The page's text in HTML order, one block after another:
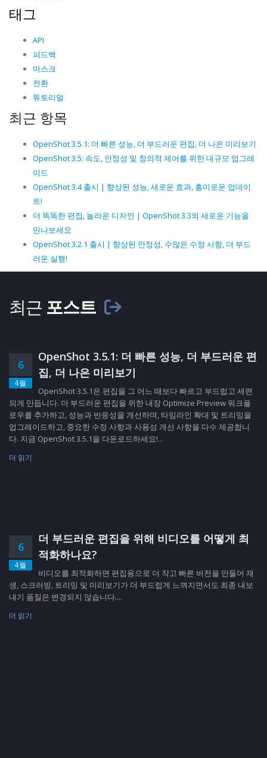
태그
API
피드백
마스크
전환
튜토리얼
최근 항목
OpenShot 3.5.1: 더 빠른 성능, 더 부드러운 편집, 더 나은 미리보기
OpenShot 3.5: 속도, 안정성 및 창의적 제어를 위한 대규모 업그레
이드
OpenShot 3.4 출시 | 향상된 성능, 새로운 효과, 흥미로운 업데이
트!
더 똑똑한 편집, 놀라운 디자인 | OpenShot 3.3의 새로운 기능을
만나보세요
OpenShot 3.2.1 출시 | 향상된 안정성, 수많은 수정 사항, 더 부드
러운 실행!
최근 포스트
6
4월
OpenShot 3.5.1: 더 빠른 성능, 더 부드러운 편
집, 더 나은 미리보기
OpenShot 3.5.1은 편집을 그 어느 때보다 빠르고 부드럽고 세련
되게 만듭니다. 더 부드러운 편집을 위한 내장 Optimize Preview 워크플
로우를 추가하고, 성능과 반응성을 개선하며, 타임라인 확대 및 트리밍을
업그레이드하고, 중요한 수정 사항과 사용성 개선 사항을 다수 제공합니
다. 지금 OpenShot 3.5.1을 다운로드하세요!...
더 읽기
6
4월
더 부드러운 편집을 위해 비디오를 어떻게 최
적화하나요?
비디오를 최적화하면 편집용으로 더 작고 빠른 버전을 만들어 재
생, 스크러빙, 트리밍 및 미리보기가 더 부드럽게 느껴지면서도 최종 내보
내기 품질은 변경되지 않습니다....
더 읽기